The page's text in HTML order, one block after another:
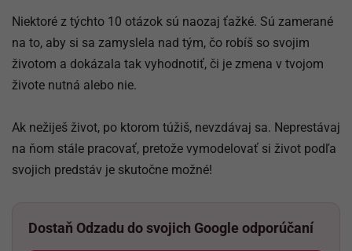
Niektoré z týchto 10 otázok sú naozaj ťažké. Sú zamerané
na to, aby si sa zamyslela nad tým, čo robíš so svojim
životom a dokázala tak vyhodnotiť, či je zmena v tvojom
živote nutná alebo nie.
Ak nežiješ život, po ktorom túžiš, nevzdávaj sa. Neprestávaj
na ňom stále pracovať, pretože vymodelovať si život podľa
svojich predstáv je skutočne možné!
Dostaň Odzadu do svojich Google odporúčaní